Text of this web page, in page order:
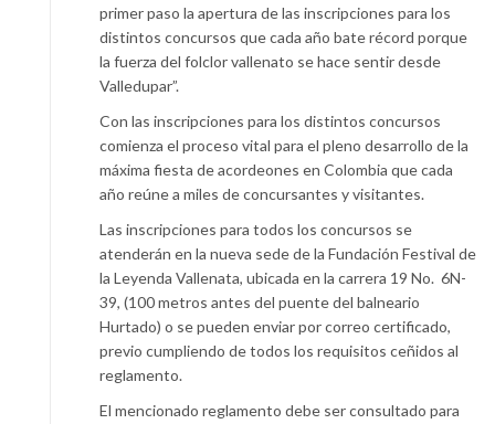
primer paso la apertura de las inscripciones para los
distintos concursos que cada año bate récord porque
la fuerza del folclor vallenato se hace sentir desde
Valledupar”.
Con las inscripciones para los distintos concursos
comienza el proceso vital para el pleno desarrollo de la
máxima fiesta de acordeones en Colombia que cada
año reúne a miles de concursantes y visitantes.
Las inscripciones para todos los concursos se
atenderán en la nueva sede de la Fundación Festival de
la Leyenda Vallenata, ubicada en la carrera 19 No. 6N-
39, (100 metros antes del puente del balneario
Hurtado) o se pueden enviar por correo certificado,
previo cumpliendo de todos los requisitos ceñidos al
reglamento.
El mencionado reglamento debe ser consultado para